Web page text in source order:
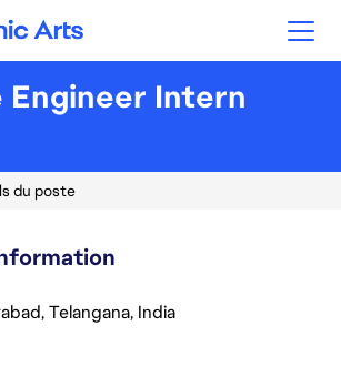
Arts
Intern
du poste
Telangana, India